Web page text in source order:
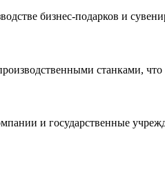
бизнес-подарков и
станками,
и государственные